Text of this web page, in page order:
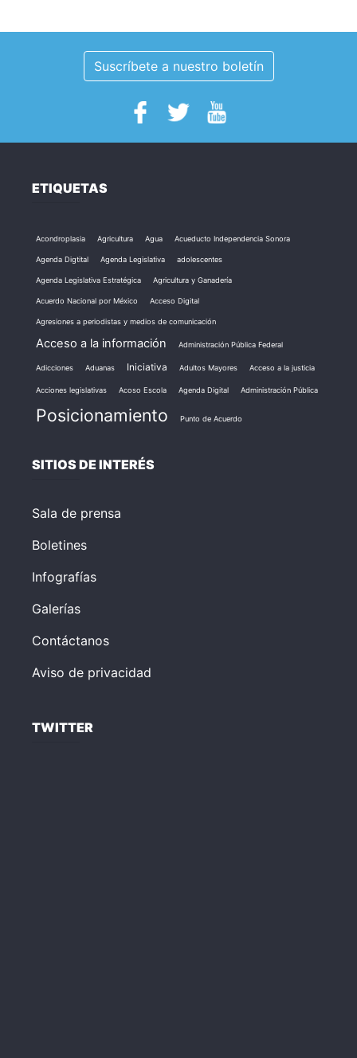
Suscríbete a nuestro boletín
ETIQUETAS
Acondroplasia Agricultura Agua Acueducto Independencia Sonora
Agenda Digtital Agenda Legislativa adolescentes
Agenda Legislativa Estratégica Agricultura y Ganadería
Acuerdo Nacional por México Acceso Digital
Agresiones a periodistas y medios de comunicación
Acceso a la información Administración Pública Federal
Adicciones Aduanas Iniciativa Adultos Mayores Acceso a la justicia
Acciones legislativas Acoso Escola Agenda Digital Administración Pública
Posicionamiento Punto de Acuerdo
SITIOS DE INTERÉS
Sala de prensa
Boletines
Infografías
Galerías
Contáctanos
Aviso de privacidad
TWITTER